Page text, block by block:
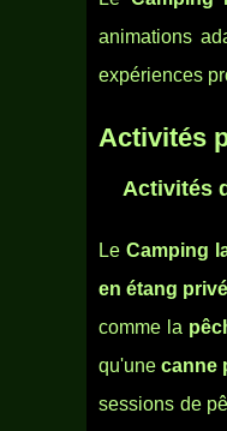
animations
expériences
Activités
Activités
Le Camping
en étang privé
comme la
qu'unecanne
sessions de